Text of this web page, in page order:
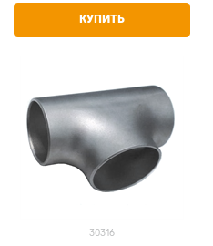
КУПИТЬ
30316